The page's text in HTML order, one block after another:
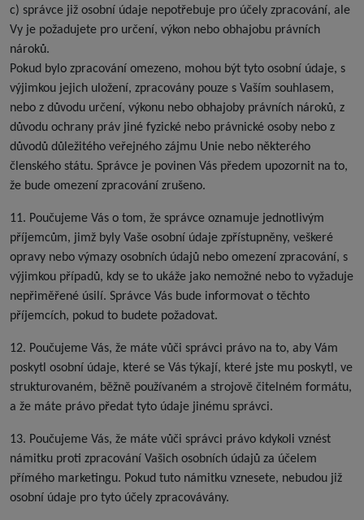
c) správce již osobní údaje nepotřebuje pro účely zpracování, ale
Vy je požadujete pro určení, výkon nebo obhajobu právních
nároků.
Pokud bylo zpracování omezeno, mohou být tyto osobní údaje, s
výjimkou jejich uložení, zpracovány pouze s Vaším souhlasem,
nebo z důvodu určení, výkonu nebo obhajoby právních nároků, z
důvodu ochrany práv jiné fyzické nebo právnické osoby nebo z
důvodů důležitého veřejného zájmu Unie nebo některého
členského státu. Správce je povinen Vás předem upozornit na to,
že bude omezení zpracování zrušeno.
11. Poučujeme Vás o tom, že správce oznamuje jednotlivým
příjemcům, jimž byly Vaše osobní údaje zpřístupněny, veškeré
opravy nebo výmazy osobních údajů nebo omezení zpracování, s
výjimkou případů, kdy se to ukáže jako nemožné nebo to vyžaduje
nepřiměřené úsilí. Správce Vás bude informovat o těchto
příjemcích, pokud to budete požadovat.
12. Poučujeme Vás, že máte vůči správci právo na to, aby Vám
poskytl osobní údaje, které se Vás týkají, které jste mu poskytl, ve
strukturovaném, běžně používaném a strojově čitelném formátu,
a že máte právo předat tyto údaje jinému správci.
13. Poučujeme Vás, že máte vůči správci právo kdykoli vznést
námitku proti zpracování Vašich osobních údajů za účelem
přímého marketingu. Pokud tuto námitku vznesete, nebudou již
osobní údaje pro tyto účely zpracovávány.